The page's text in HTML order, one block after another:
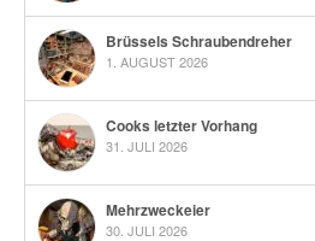
Brüssels Schraubendreher
1. AUGUST 2026
Cooks letzter Vorhang
31. JULI 2026
Mehrzweckeier
30. JULI 2026